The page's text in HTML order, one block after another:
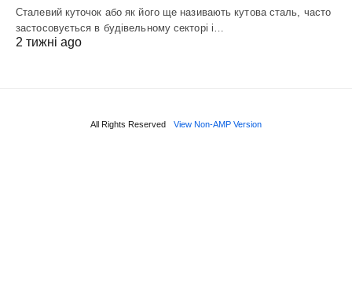
Сталевий куточок або як його ще називають кутова сталь, часто
застосовується в будівельному секторі і…
2 тижні ago
All Rights Reserved View Non-AMP Version